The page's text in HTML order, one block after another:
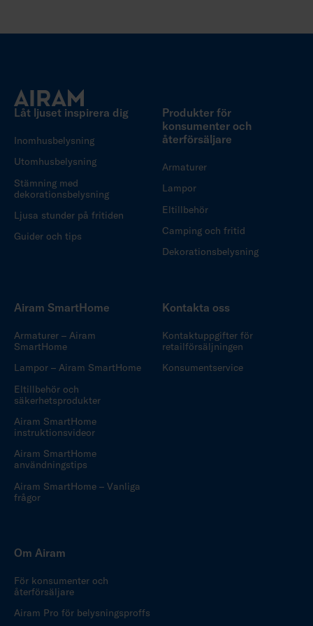
Låt ljuset inspirera dig
Inomhusbelysning
Utomhusbelysning
Stämning med
dekorationsbelysning
Ljusa stunder på fritiden
Guider och tips
Produkter för
konsumenter och
återförsäljare
Armaturer
Lampor
Eltillbehör
Camping och fritid
Dekorationsbelysning
Airam SmartHome
Armaturer – Airam
SmartHome
Lampor – Airam SmartHome
Eltillbehör och
säkerhetsprodukter
Airam SmartHome
instruktionsvideor
Airam SmartHome
användningstips
Airam SmartHome – Vanliga
frågor
Kontakta oss
Kontaktuppgifter för
retailförsäljningen
Konsumentservice
Om Airam
För konsumenter och
återförsäljare
Airam Pro för belysningsproffs